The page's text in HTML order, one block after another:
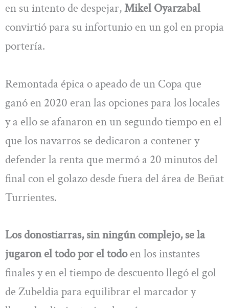
en su intento de despejar,Mikel Oyarzabal
convirtió para su infortunio en un gol en propia
portería.
Remontada épica o apeado de un Copa que
ganó en 2020 eran las opciones para los locales
y a ello se afanaron en un segundo tiempo en el
que los navarros se dedicaron a contener y
defender la renta que mermó a 20 minutos del
final con el golazo desde fuera del área de Beñat
Turrientes.
Los donostiarras, sin ningún complejo, se la
jugaron el todo por el todoen los instantes
finales y en el tiempo de descuento llegó el gol
de Zubeldia para equilibrar el marcador y